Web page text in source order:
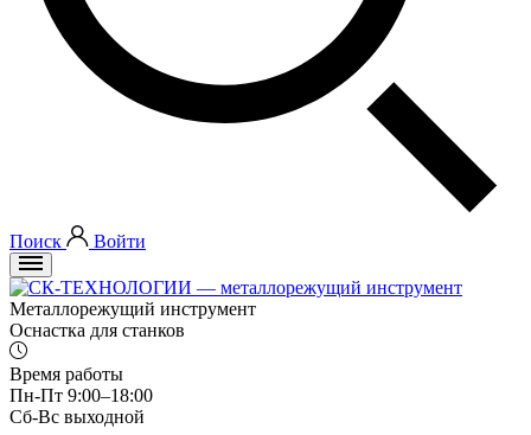
Поиск Войти
Металлорежущий инструмент
Оснастка для станков
Время работы
Пн-Пт 9:00–18:00
Сб-Вс выходной